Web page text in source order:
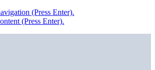
(Press Enter).
(Press Enter).